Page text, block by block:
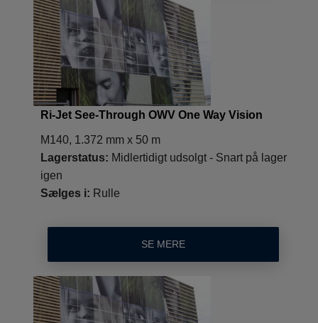
Ri-Jet See-Through OWV One Way Vision
M140, 1.372 mm x 50 m
Lagerstatus: Midlertidigt udsolgt - Snart på lager
igen
Sælges i: Rulle
SE MERE